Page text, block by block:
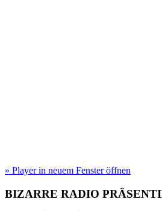
» Player in neuem Fenster öffnen
BIZARRE RADIO